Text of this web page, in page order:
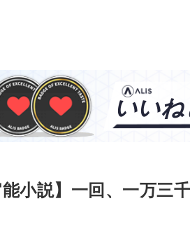
能小説】一回、一万三千